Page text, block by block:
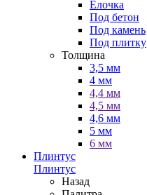
Ёлочка
Под бетон
Под камень
Под плитку
Толщина
3,5 мм
4 мм
4,4 мм
4,5 мм
4,6 мм
5 мм
6 мм
Плинтус
Плинтус
Назад